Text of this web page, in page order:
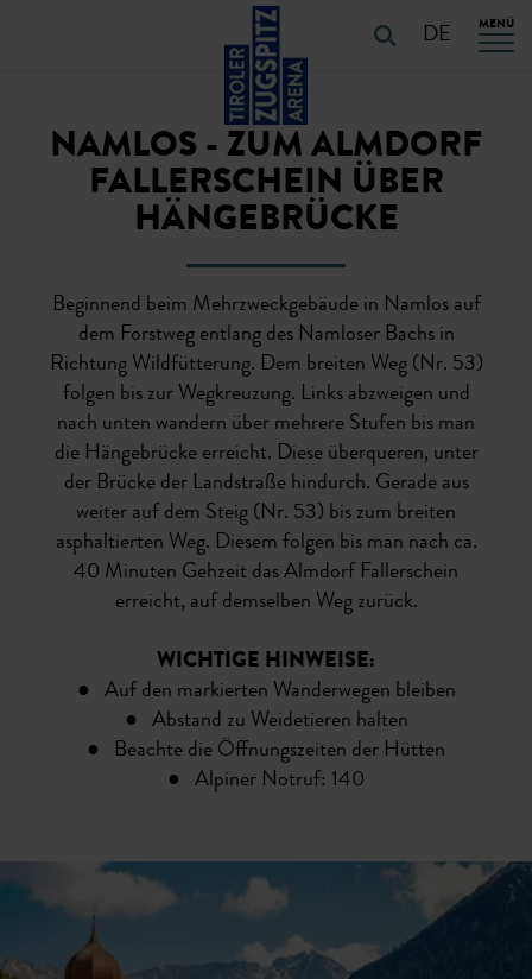
Zur Hauptnavigation springen
DE MENÜ
NAMLOS - ZUM ALMDORF
FALLERSCHEIN ÜBER
HÄNGEBRÜCKE
Beginnend beim Mehrzweckgebäude in Namlos auf
dem Forstweg entlang des Namloser Bachs in
Richtung Wildfütterung. Dem breiten Weg (Nr. 53)
folgen bis zur Wegkreuzung. Links abzweigen und
nach unten wandern über mehrere Stufen bis man
die Hängebrücke erreicht. Diese überqueren, unter
der Brücke der Landstraße hindurch. Gerade aus
weiter auf dem Steig (Nr. 53) bis zum breiten
asphaltierten Weg. Diesem folgen bis man nach ca.
40 Minuten Gehzeit das Almdorf Fallerschein
erreicht, auf demselben Weg zurück.
WICHTIGE HINWEISE:
● Auf den markierten Wanderwegen bleiben
● Abstand zu Weidetieren halten
● Beachte die Öffnungszeiten der Hütten
● Alpiner Notruf: 140